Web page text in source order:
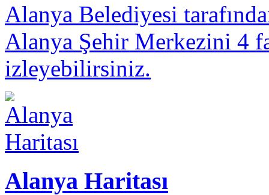
Alanya Belediyesi
Alanya Şehir Merkezini 4
izleyebilirsiniz.
Alanya Haritası